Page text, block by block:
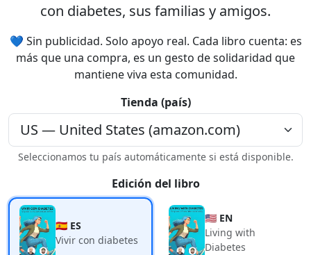
con diabetes, sus familias y amigos.
💙 Sin publicidad. Solo apoyo real. Cada libro cuenta: es
más que una compra, es un gesto de solidaridad que
mantiene viva esta comunidad.
Tienda (país)
Seleccionamos tu país automáticamente si está disponible.
Edición del libro
🇪🇸 ES
Vivir con diabetes
🇺🇸 EN
Living with
Diabetes